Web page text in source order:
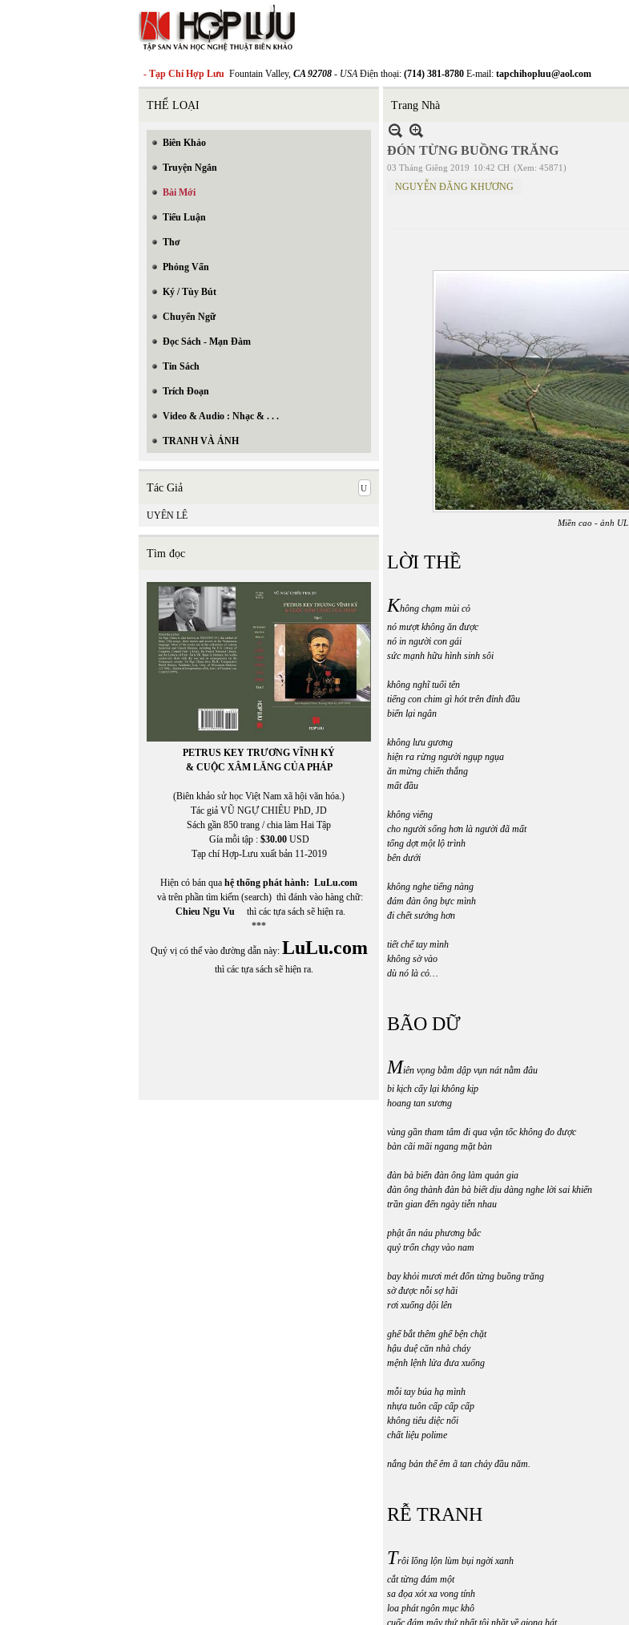
- Tạp Chí Hợp Lưu Fountain Valley, CA 92708 - USAĐiện thoại: (714) 381-8780 E-mail: tapchihopluu@aol.com
THỂ LOẠI
Biên Khảo
Truyện Ngắn
Bài Mới
Tiểu Luận
Thơ
Phỏng Vấn
Ký / Tùy Bút
Chuyển Ngữ
Đọc Sách - Mạn Đàm
Tin Sách
Trích Đoạn
Video & Audio : Nhạc & . . .
TRANH VÀ ẢNH
Tác Giả
UYÊN LÊ
Tìm đọc
PETRUS KEY TRƯƠNG VĨNH KÝ
& CUỘC XÂM LĂNG CỦA PHÁP
(Biên khảo sử học Việt Nam xã hội văn hóa.)
Tác giả VŨ NGỰ CHIÊU PhD, JD
Sách gần 850 trang / chia làm Hai Tập
Gía mỗi tập : $30.00USD
Tạp chí Hợp-Lưu xuất bản 11-2019
Hiện có bán qua hệ thống phát hành: LuLu.com
và trên phần tìm kiếm (search) thì đánh vào hàng chữ:
Chieu Ngu Vu thì các tựa sách sẽ hiện ra.
***
Quý vị có thể vào đường dẫn này: LuLu.com
thì các tựa sách sẽ hiện ra.
Trang Nhà
ĐÓN TỪNG BUỒNG TRĂNG
03 Tháng Giêng 2019 10:42 CH (Xem: 45871)
NGUYỄN ĐĂNG KHƯƠNG
Miền cao - ảnh UL
LỜI THỀ
Không chạm mùi cỏ
nó mượt không ăn được
nó in người con gái
sức mạnh hữu hình sinh sôi
không nghĩ tuổi tên
tiếng con chim gì hót trên đỉnh đầu
biến lại ngân
không lưu gương
hiện ra rừng người ngụp ngụa
ăn mừng chiến thắng
mất đầu
không viếng
cho người sống hơn là người đã mất
tổng dợt một lộ trình
bên dưới
không nghe tiếng nàng
đám đàn ông bực mình
đi chết sướng hơn
tiết chế tay mình
không sờ vào
dù nó là cỏ…
BÃO DỮ
Miên vọng bằm dập vụn nát nằm đâu
bi kịch cấy lại không kịp
hoang tan sương
vùng gần tham tâm đi qua vận tốc không đo được
bàn cãi mãi ngang mặt bàn
đàn bà biến đàn ông làm quản gia
đàn ông thành đàn bà biết dịu dàng nghe lời sai khiến
trần gian đến ngày tiễn nhau
phật ẩn náu phương bắc
quỷ trốn chạy vào nam
bay khỏi mươi mét đốn từng buồng trăng
sờ được nỗi sợ hãi
rơi xuống dội lên
ghế bắt thêm ghế bện chặt
hậu duệ căn nhà cháy
mệnh lệnh lửa đưa xuống
mỗi tay búa hạ mình
nhựa tuôn cấp cấp cấp
không tiêu diệc nổi
chất liệu polime
nắng bản thể êm ã tan chảy đầu năm.
RỄ TRANH
Trôi lồng lộn lùm bụi ngời xanh
cắt từng đám một
sa đọa xót xa vong tính
loa phát ngôn mục khô
cuốc đám mây thứ nhất tôi nhặt về giọng hát